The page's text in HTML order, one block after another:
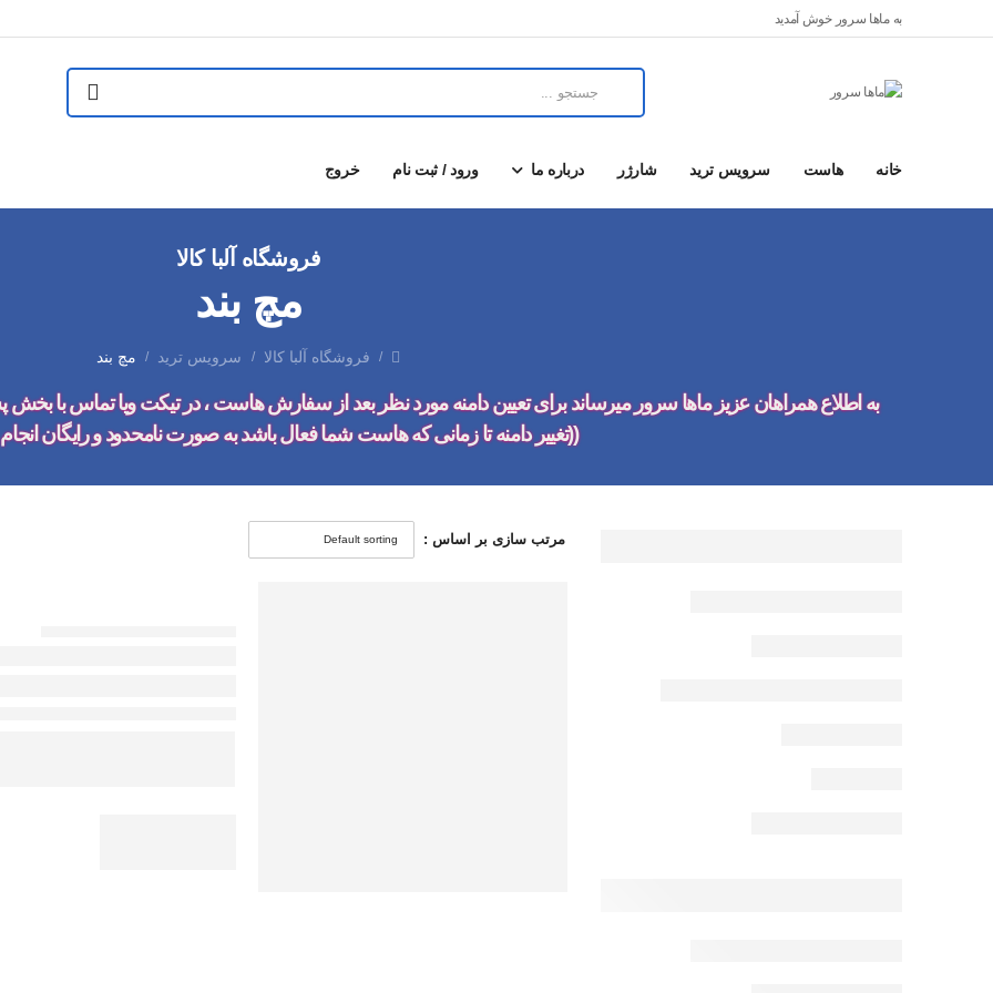
به ماها سرور خوش آمدید
خانه هاست سرویس ترید شارژر درباره ما ورود / ثبت نام خروج
فروشگاه آلبا کالا
مچ بند
/ فروشگاه آلبا کالا / سرویس ترید / مچ بند
به اطلاع همراهان عزیز ماها سرور میرساند برای تعیین دامنه مورد نظر بعد از سفارش هاست ، در تیکت ویا تماس با بخش
((تغییر دامنه تا زمانی که هاست شما فعال باشد به صورتنامحدودو رایگان
مرتب سازی بر اساس :